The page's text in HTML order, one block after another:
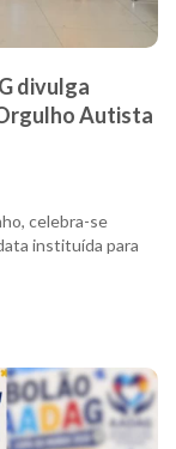
divulga
Autista
celebra-se
instituída para